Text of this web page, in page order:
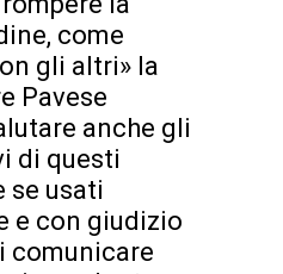
come
gli altri» la
Pavese
anche gli
di questi
se usati
e con giudizio
comunicare